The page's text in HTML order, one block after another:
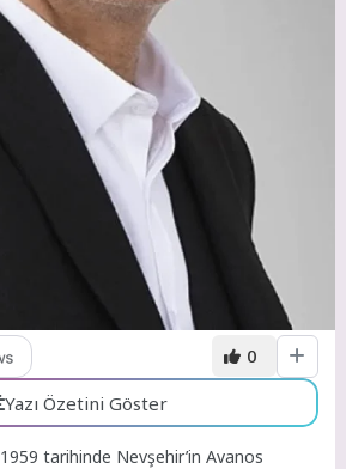
0
Yazı Özetini Göster
tarihinde Nevşehir’in Avanos